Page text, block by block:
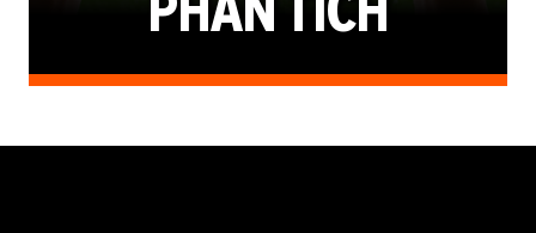
PHÂN TÍCH